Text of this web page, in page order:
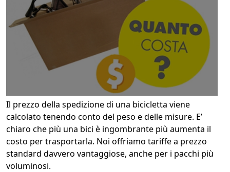
Il prezzo della spedizione di una bicicletta viene
calcolato tenendo conto del peso e delle misure. E’
chiaro che più una bici è ingombrante più aumenta il
costo per trasportarla. Noi offriamo tariffe a prezzo
standard davvero vantaggiose, anche per i pacchi più
voluminosi.